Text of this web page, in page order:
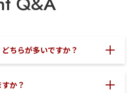
ちらが多いですか？
か？